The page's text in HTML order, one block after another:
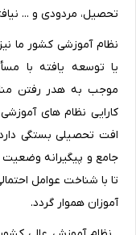
تحصیل، مردودی و ...
نظام آموزشی کشور ما
یا توسعه یافته با
موجب به هدر رفتن
کارایی نظام های
افت تحصیلی بستگی
جامع و پیگیرانه
تا با شناخت عوامل
آموزان هموار گردد.